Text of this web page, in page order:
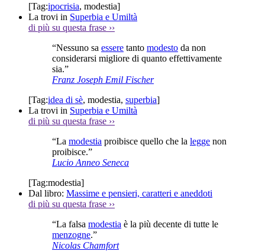
[Tag:ipocrisia, modestia]
La trovi in Superbia e Umiltà
di più su questa frase ››
“Nessuno sa essere tanto modesto da non
considerarsi migliore di quanto effettivamente
sia.”
Franz Joseph Emil Fischer
[Tag:idea di sè, modestia, superbia]
La trovi in Superbia e Umiltà
di più su questa frase ››
“La modestia proibisce quello che la legge non
proibisce.”
Lucio Anneo Seneca
[Tag:modestia]
Dal libro: Massime e pensieri, caratteri e aneddoti
di più su questa frase ››
“La falsa modestia è la più decente di tutte le
menzogne.”
Nicolas Chamfort